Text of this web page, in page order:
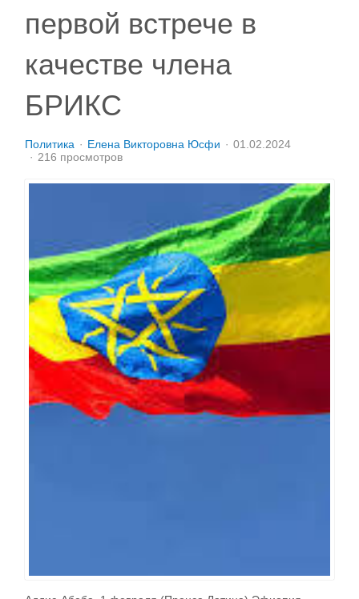
первой встрече в
качестве члена
БРИКС
Политика Елена Викторовна Юсфи
01.02.2024
216 просмотров